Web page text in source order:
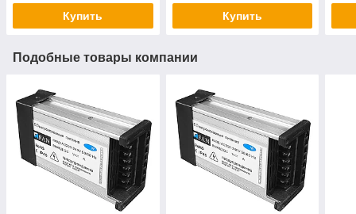
Купить Купить
Подобные товары компании